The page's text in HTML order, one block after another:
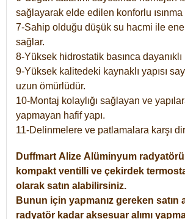
sağlayarak elde edilen konforlu ısınma
7-Sahip olduğu düşük su hacmi ile
sağlar.
8-Yüksek hidrostatik basınca dayanıklı
9-Yüksek kalitedeki kaynaklı yapısı
uzun ömürlüdür.
10-Montaj kolaylığı sağlayan ve
yapmayan hafif yapı.
11-Delinmelere ve patlamalara karşı
Duffmart Alize Alüminyum
kompakt ventilli ve çekirdek
olarak satın alabilirsiniz.
Bunun için yapmanız gereken satın
radyatör kadar aksesuar alımı